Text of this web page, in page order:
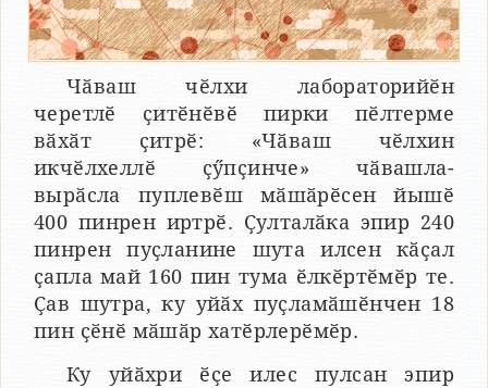
Чӑваш чӗлхи лабораторийӗн
черетлӗ ҫитӗнӗвӗ пирки пӗлтерме
вӑхӑт ҫитрӗ: «Чӑваш чӗлхин
икчӗлхеллӗ ҫӳпҫинче» чӑвашла-
вырӑсла пуплевӗш мӑшӑрӗсен йышӗ
400 пинрен иртрӗ. Ҫулталӑка эпир 240
пинрен пуҫланине шута илсен кӑҫал
ҫапла май 160 пин тума ӗлкӗртӗмӗр те.
Ҫав шутра, ку уйӑх пуҫламӑшӗнчен 18
пин ҫӗнӗ мӑшӑр хатӗрлерӗмӗр.
Ку уйӑхри ӗҫе илес пулсан эпир